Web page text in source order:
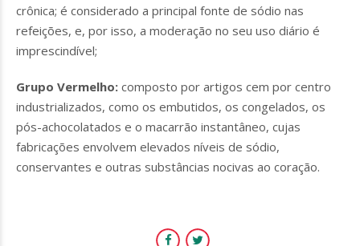
crônica; é considerado a principal fonte de sódio nas
refeições, e, por isso, a moderação no seu uso diário é
imprescindível;
Grupo Vermelho: composto por artigos cem por centro
industrializados, como os embutidos, os congelados, os
pós-achocolatados e o macarrão instantâneo, cujas
fabricações envolvem elevados níveis de sódio,
conservantes e outras substâncias nocivas ao coração.